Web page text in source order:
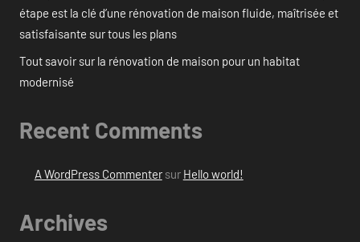
étape est la clé d’une rénovation de maison fluide, maîtrisée et
satisfaisante sur tous les plans
Tout savoir sur la rénovation de maison pour un habitat
modernisé
Recent Comments
A WordPress Commentersur Hello world!
Archives